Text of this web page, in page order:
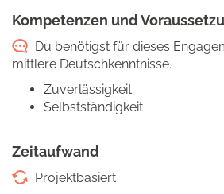
Kompetenzen und
Du benötigst für dieses
mittlere Deutschkenntnisse.
Zuverlässigkeit
Selbstständigkeit
Zeitaufwand
Projektbasiert